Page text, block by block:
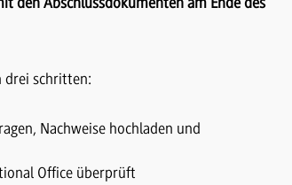
drei schritten:
Nachweise hochladen und
Office überprüft